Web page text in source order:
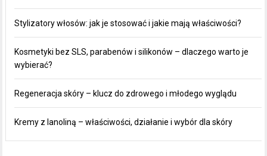
Stylizatory włosów: jak je stosować i jakie mają właściwości?
Kosmetyki bez SLS, parabenów i silikonów – dlaczego warto je
wybierać?
Regeneracja skóry – klucz do zdrowego i młodego wyglądu
Kremy z lanoliną – właściwości, działanie i wybór dla skóry